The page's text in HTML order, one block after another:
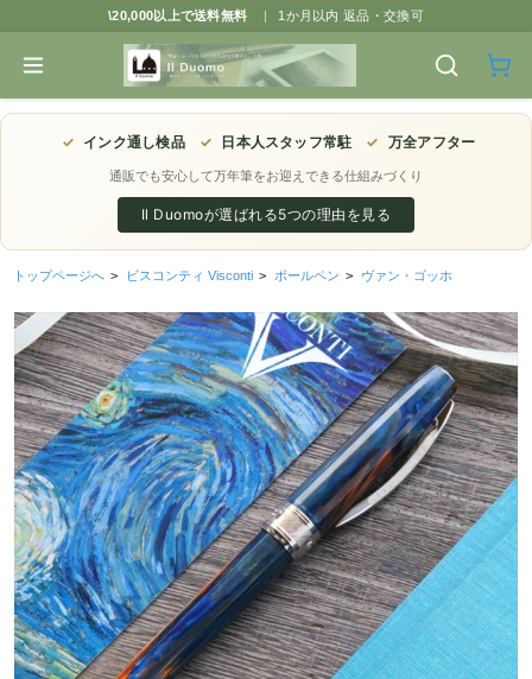
\20,000以上で送料無料 | 1か月以内 返品・交換可
✓ インク通し検品 ✓ 日本人スタッフ常駐 ✓ 万全アフター
通販でも安心して万年筆をお迎えできる仕組みづくり
Il Duomoが選ばれる5つの理由を見る
トップページへ > ビスコンティ Visconti > ボールペン > ヴァン・ゴッホ